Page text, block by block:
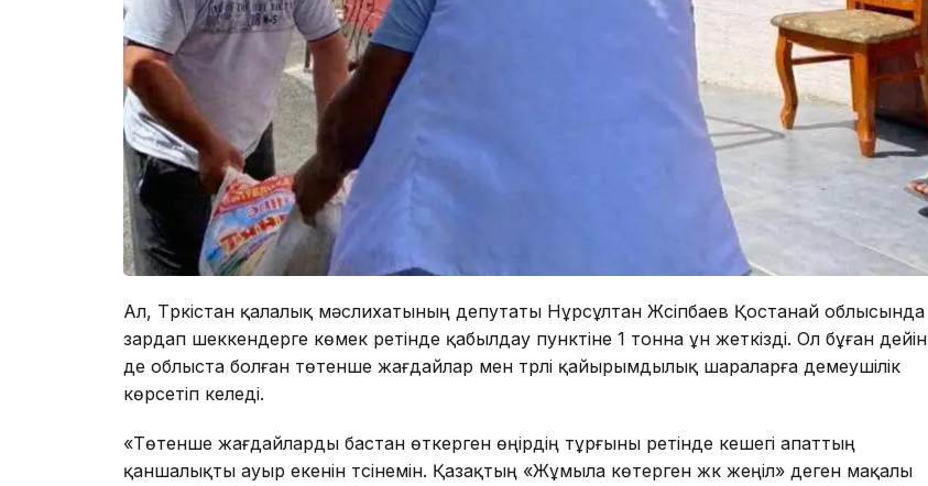
Ал, Түркістан қалалық мәслихатының депутаты Нұрсұлтан Жүсіпбаев Қостанай облысында
зардап шеккендерге көмек ретінде қабылдау пунктіне 1 тонна ұн жеткізді. Ол бұған дейін
де облыста болған төтенше жағдайлар мен түрлі қайырымдылық шараларға демеушілік
көрсетіп келеді.
«Төтенше жағдайларды бастан өткерген өңірдің тұрғыны ретінде кешегі апаттың
қаншалықты ауыр екенін түсінемін. Қазақтың «Жұмыла көтерген жүк жеңіл» деген мақалы